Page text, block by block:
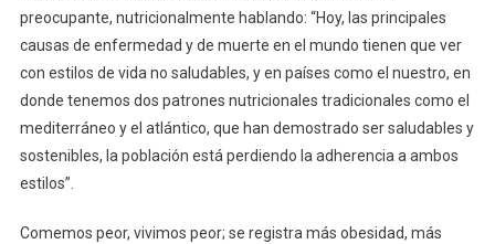
preocupante, nutricionalmente hablando: “Hoy, las principales
causas de enfermedad y de muerte en el mundo tienen que ver
con estilos de vida no saludables, y en países como el nuestro, en
donde tenemos dos patrones nutricionales tradicionales como el
mediterráneo y el atlántico, que han demostrado ser saludables y
sostenibles, la población está perdiendo la adherencia a ambos
estilos”.
Comemos peor, vivimos peor; se registra más obesidad, más